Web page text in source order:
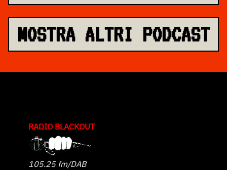
MOSTRA ALTRI PODCAST
RADIO BLACKOUT
105.25 fm/DAB